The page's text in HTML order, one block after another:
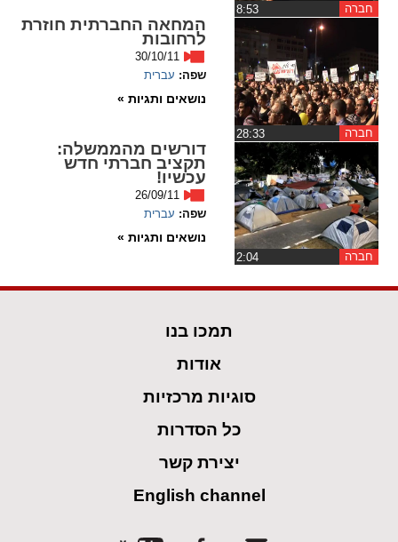
קו תחתי לקישורים
font_download
cached
ההגדרות
חברה
חברה
המחאה החברתית חוזרת
לרחובות
30/10/11
שפה: עברית
נושאים ותגיות »
חברה
דורשים מהממשלה:
תקציב חברתי חדש
עכשיו!
26/09/11
שפה: עברית
נושאים ותגיות »
תמכו בנו
אודות
סוגיות מרכזיות
כל הסדרות
יצירת קשר
English channel